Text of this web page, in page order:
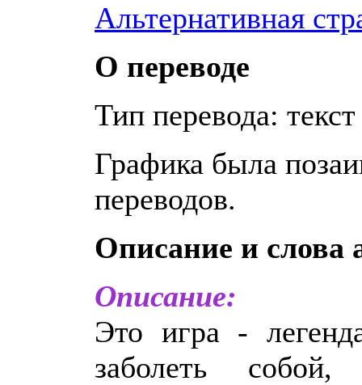
Альтернативная
О переводе
Тип перевода:
Графика была
переводов.
Описание и слова
Описание:
Это игра -
заболеть